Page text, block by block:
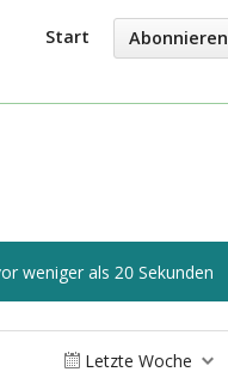
Start Abonnieren
weniger als 20 Sekunden
Letzte Woche